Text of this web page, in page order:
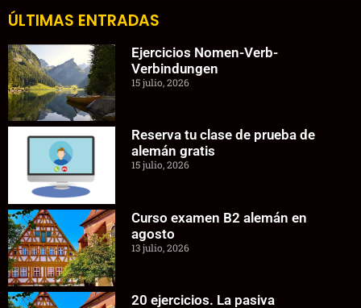
ÚLTIMAS ENTRADAS
Ejercicios Nomen-Verb-
Verbindungen
15 julio, 2026
Reserva tu clase de prueba de
alemán gratis
15 julio, 2026
Curso examen B2 alemán en
agosto
13 julio, 2026
20 ejercicios. La pasiva